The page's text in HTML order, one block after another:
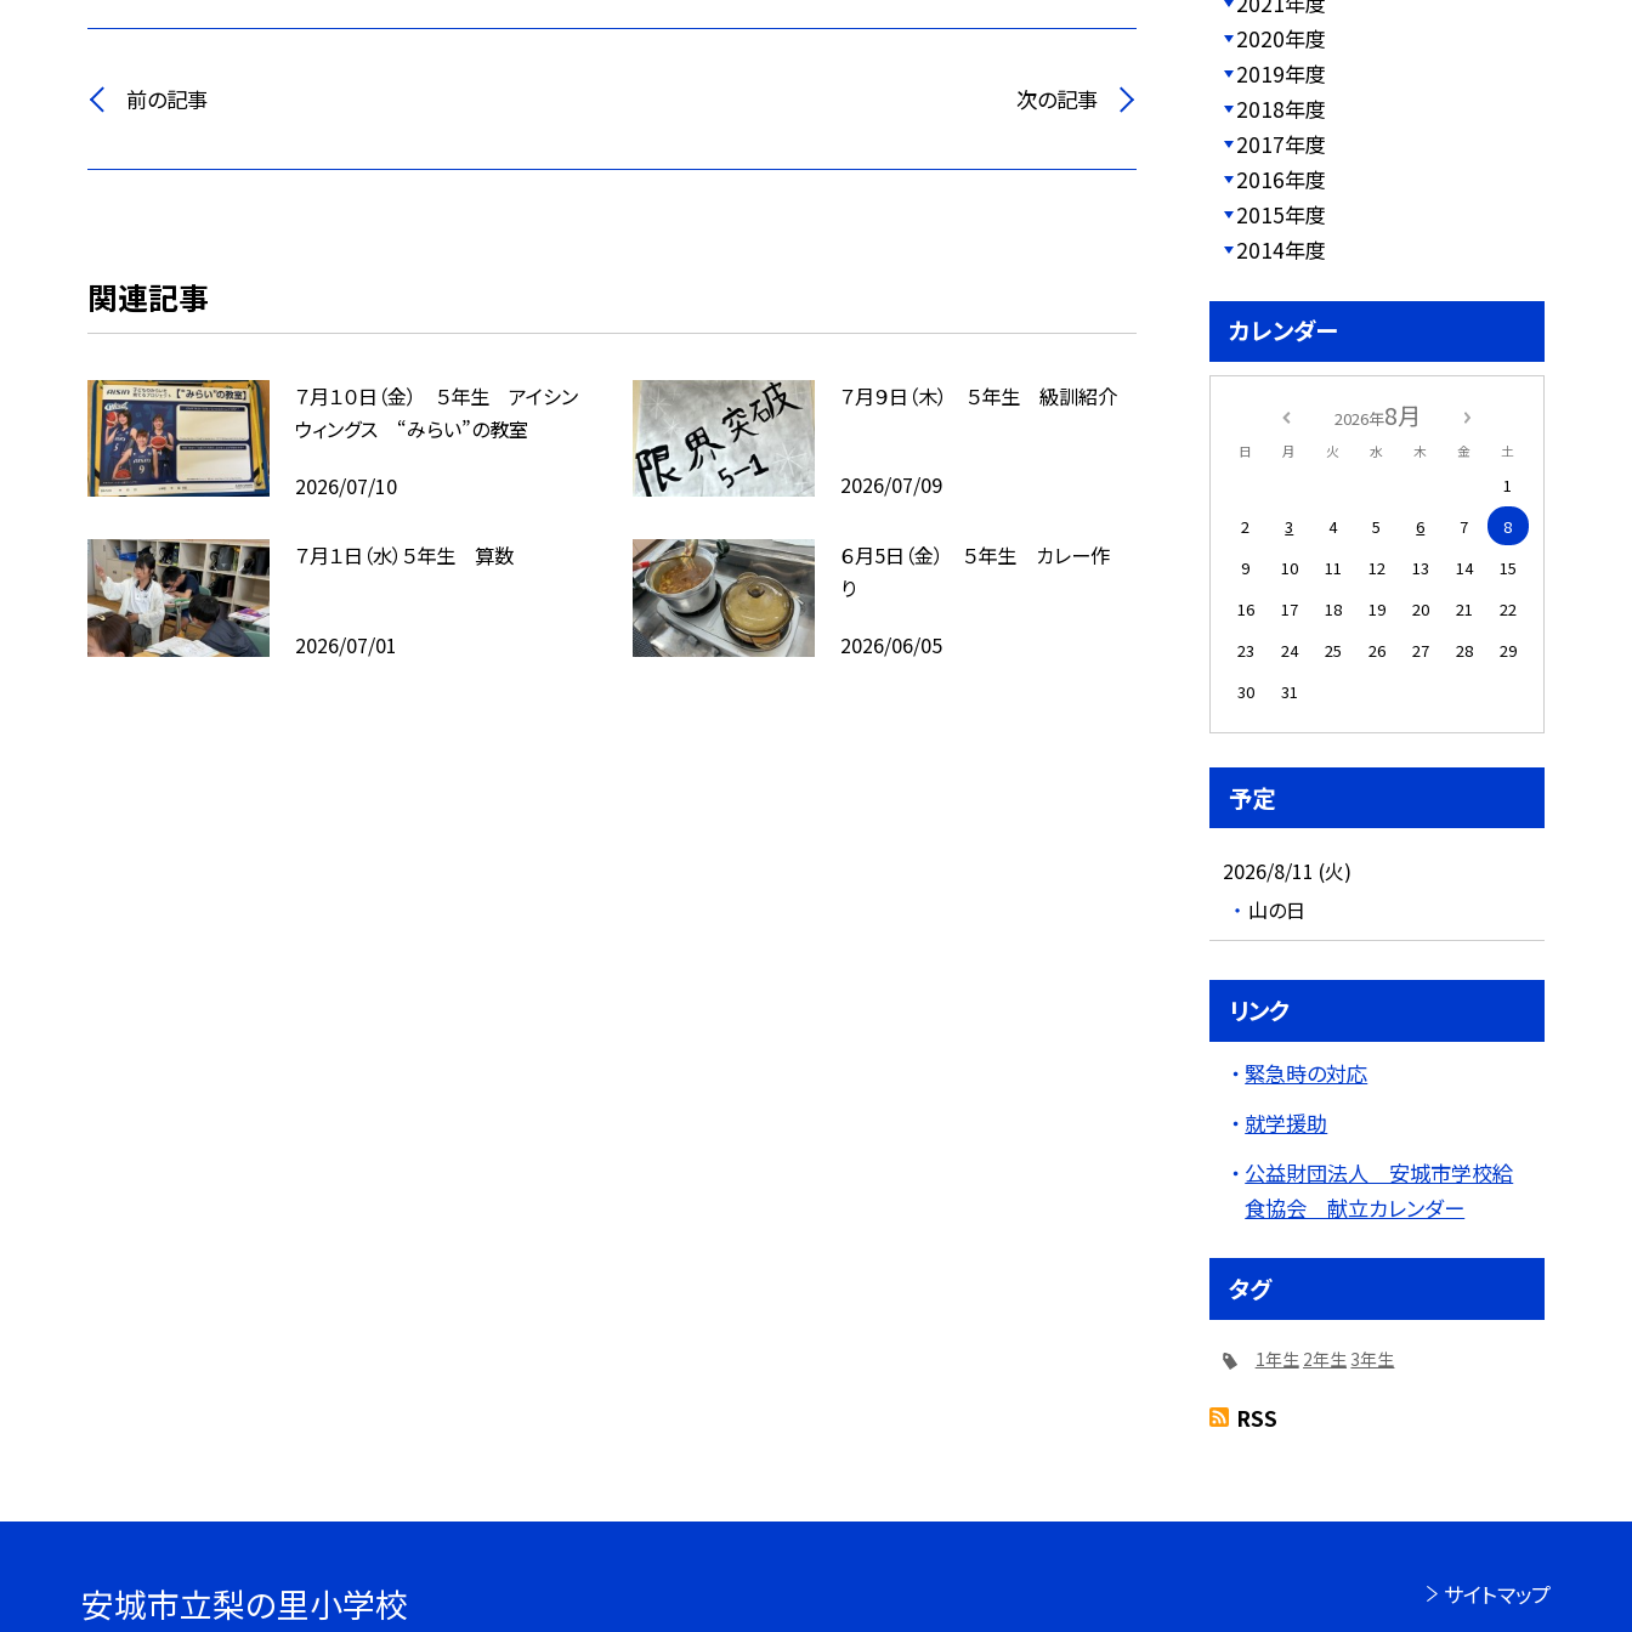
前の記事 次の記事
関連記事
７月１０日（金） ５年生 アイシン
ウィングス “みらい”の教室
2026/07/10
７月９日（木） ５年生 級訓紹介
2026/07/09
７月１日（水）５年生 算数
2026/07/01
６月5日（金） ５年生 カレー作
り
2026/06/05
2020年度
2019年度
2018年度
2017年度
2016年度
2015年度
2014年度
カレンダー
2026年8月
日 月 火 水 木 金 土
1
2
3 4 5 6 7
8
9
10 11 12 13 14
15
16
17 18 19 20 21
22
23
24 25 26 27 28
29
30
31
予定
2026/8/11 (火)
山の日
リンク
緊急時の対応
就学援助
公益財団法人 安城市学校給
食協会 献立カレンダー
タグ
1年生 2年生 3年生
RSS
安城市立梨の里小学校 サイトマップ